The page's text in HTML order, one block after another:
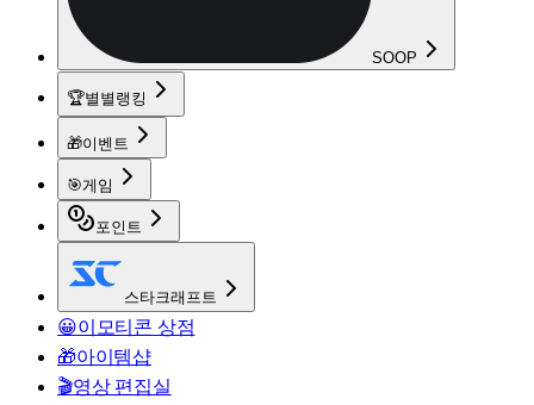
SOOP
🏆별별랭킹
🎁이벤트
🎯게임
포인트
스타크래프트
😀이모티콘 상점
🎁아이템샵
🎬영상 편집실